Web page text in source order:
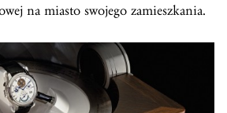
na miasto swojego zamieszkania.